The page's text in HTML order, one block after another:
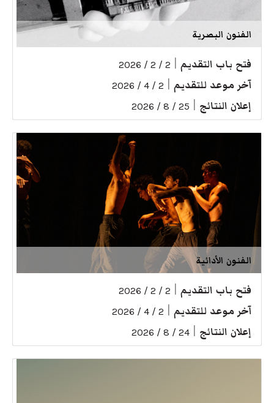
الفنون البصرية
فتح باب التقديم 2 / 2 / 2026
آخر موعد للتقديم 2 / 4 / 2026
إعلان النتائج 25 / 8 / 2026
الفنون الأدائية
فتح باب التقديم 2 / 2 / 2026
آخر موعد للتقديم 2 / 4 / 2026
إعلان النتائج 24 / 8 / 2026